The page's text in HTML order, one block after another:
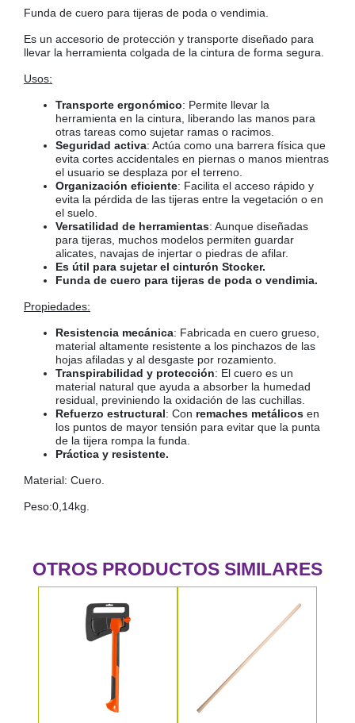
AISLANTES DE SUELO, PARED Y TECHO
COLGADORES
GUÍAS CAJÓN
Funda de cuero para tijeras de poda o vendimia.
Es un accesorio de protección y transporte diseñado para
llevar la herramienta colgada de la cintura de forma segura.
Usos:
Transporte ergonómico: Permite llevar la
herramienta en la cintura, liberando las manos para
otras tareas como sujetar ramas o racimos.
Seguridad activa: Actúa como una barrera física que
evita cortes accidentales en piernas o manos mientras
el usuario se desplaza por el terreno.
Organización eficiente: Facilita el acceso rápido y
evita la pérdida de las tijeras entre la vegetación o en
el suelo.
Versatilidad de herramientas: Aunque diseñadas
para tijeras, muchos modelos permiten guardar
alicates, navajas de injertar o piedras de afilar.
Es útil para sujetar el cinturón Stocker.
Funda de cuero para tijeras de poda o vendimia.
Propiedades:
Resistencia mecánica: Fabricada en cuero grueso,
material altamente resistente a los pinchazos de las
hojas afiladas y al desgaste por rozamiento.
Transpirabilidad y protección: El cuero es un
material natural que ayuda a absorber la humedad
residual, previniendo la oxidación de las cuchillas.
Refuerzo estructural: Con remaches metálicos en
los puntos de mayor tensión para evitar que la punta
de la tijera rompa la funda.
Práctica y resistente.
Material: Cuero.
Peso:0,14kg.
OTROS PRODUCTOS SIMILARES